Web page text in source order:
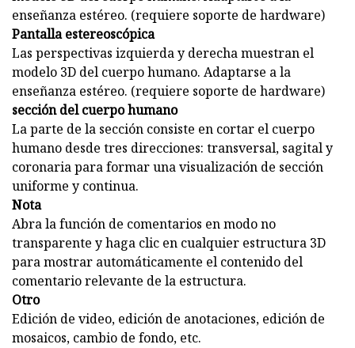
enseñanza estéreo. (requiere soporte de hardware)
Pantalla estereoscópica
Las perspectivas izquierda y derecha muestran el
modelo 3D del cuerpo humano. Adaptarse a la
enseñanza estéreo. (requiere soporte de hardware)
sección del cuerpo humano
La parte de la sección consiste en cortar el cuerpo
humano desde tres direcciones: transversal, sagital y
coronaria para formar una visualización de sección
uniforme y continua.
Nota
Abra la función de comentarios en modo no
transparente y haga clic en cualquier estructura 3D
para mostrar automáticamente el contenido del
comentario relevante de la estructura.
Otro
Edición de video, edición de anotaciones, edición de
mosaicos, cambio de fondo, etc.